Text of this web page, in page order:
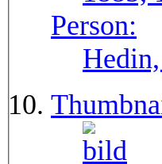
Person: